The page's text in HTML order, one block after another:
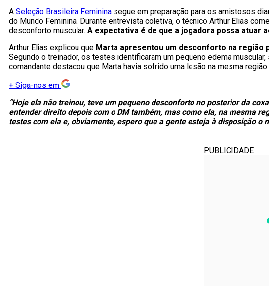
A Seleção Brasileira Feminina segue em preparação para os amistosos
do Mundo Feminina. Durante entrevista coletiva, o técnico Arthur Elias
desconforto muscular. A expectativa é de que a jogadora possa atuar
Arthur Elias explicou que Marta apresentou um desconforto na região
Segundo o treinador, os testes identificaram um pequeno edema
comandante destacou que Marta havia sofrido uma lesão na mesma região
+ Siga-nos em
“Hoje ela não treinou, teve um pequeno desconforto no posterior da
entender direito depois com o DM também, mas como ela, na mesma
testes com ela e, obviamente, espero que a gente esteja à disposição o
PUBLICIDADE